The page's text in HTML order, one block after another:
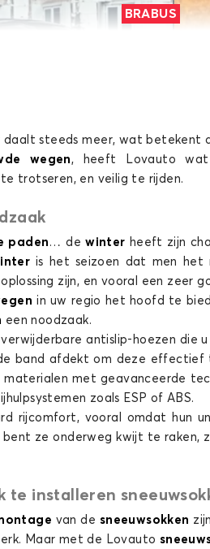
BRABUS
voor SMART BRABUS
Sneeuwsokken voor
daalt steeds meer, wat betekent
wegen, heeft Lovauto
trotseren, en veilig te rijden.
paden… dewinter heeft zijn
is het seizoen dat men het
zijn, en vooral een zeer
in uw regio het hoofd te
een noodzaak.
verwijderbare antislip-hoezen die
band afdekt om deze
met geavanceerde
zoals ESP of ABS.
rijcomfort, vooral omdat hun
bent ze onderweg kwijt te
te installeren
van de sneeuwsokken
Maar met de Lovauto